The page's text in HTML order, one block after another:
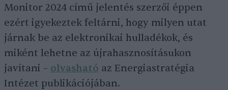
Monitor 2024 című jelentés szerzői éppen
ezért igyekeztek feltárni, hogy milyen utat
járnak be az elektronikai hulladékok, és
miként lehetne az újrahasznosításukon
javítani – olvasható az Energiastratégia
Intézet publikációjában.